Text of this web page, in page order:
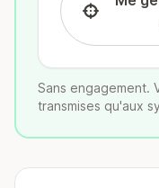
Sans engagement.
transmises qu'aux